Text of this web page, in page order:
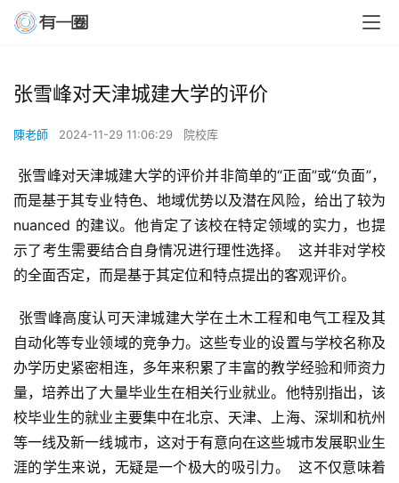
张雪峰对天津城建大学的评价
陳老師 2024-11-29 11:06:29 院校库
而是基于其专业特色、地域优势以及潜在风险，给出了较为
nuanced 的建议。他肯定了该校在特定领域的实力，也提
示了考生需要结合自身情况进行理性选择。  这并非对学校
的全面否定，而是基于其定位和特点提出的客观评价。
自动化等专业领域的竞争力。这些专业的设置与学校名称及
办学历史紧密相连，多年来积累了丰富的教学经验和师资力
量，培养出了大量毕业生在相关行业就业。他特别指出，该
校毕业生的就业主要集中在北京、天津、上海、深圳和杭州
等一线及新一线城市，这对于有意向在这些城市发展职业生
涯的学生来说，无疑是一个极大的吸引力。  这不仅意味着